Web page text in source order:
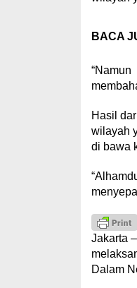
BACA
Hasil
wilayah
di bawa
Jakarta
Dalam